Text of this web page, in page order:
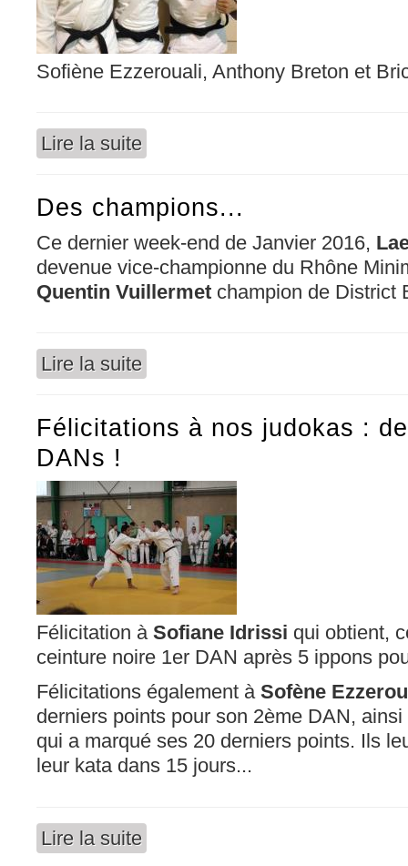
Sofiène Ezzerouali, Anthony Breton et
Lire la suite
Des champions...
Ce dernier week-end de Janvier 2016,
devenue vice-championne du Rhône
Quentin Vuillermet champion de District
Lire la suite
Félicitations à nos judokas :
DANs !
Félicitation à Sofiane Idrissi qui obtient,
ceinture noire 1er DAN après 5 ippons
Félicitations également à Sofène
derniers points pour son 2ème DAN,
qui a marqué ses 20 derniers points. Ils
leur kata dans 15 jours...
Lire la suite